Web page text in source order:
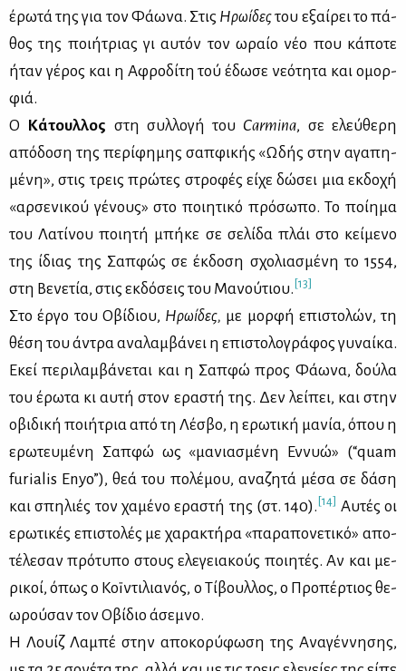
έρω­τά της για τον Φά­ω­να. Στις Ηρω­ί­δεςτου εξαί­ρει το πά­
θος της ποι­ή­τριας γι αυ­τόν τον ωραίο νέο που κά­πο­τε
ήταν γέ­ρος και η Αφρο­δί­τη τού έδω­σε νε­ό­τη­τα και ομορ­
φιά.
Ο Κά­τουλ­λος στη συλ­λο­γή του Carmina, σε ελεύ­θε­ρη
από­δο­ση της πε­ρί­φη­μης σαπ­φι­κής «Ωδής στην αγα­πη­
μέ­νη», στις τρεις πρώ­τες στρο­φές εί­χε δώ­σει μια εκ­δο­χή
«αρ­σε­νι­κού γέ­νους» στο ποι­η­τι­κό πρό­σω­πο. Το ποί­η­μα
του Λα­τί­νου ποι­η­τή μπή­κε σε σε­λί­δα πλάι στο κεί­με­νο
της ίδιας της Σαπ­φώς σε έκ­δο­ση σχο­λια­σμέ­νη το 1554,
στη Βε­νε­τία, στις εκ­δό­σεις του Μα­νού­τιου. [13]
Στο έρ­γο του Οβί­διου, Ηρω­ί­δες, με μορ­φή επι­στο­λών, τη
θέ­ση του άντρα ανα­λαμ­βά­νει η επι­στο­λο­γρά­φος γυ­ναί­κα.
Εκεί πε­ρι­λαμ­βά­νε­ται και η Σαπ­φώ προς Φά­ω­να, δού­λα
του έρω­τα κι αυ­τή στον ερα­στή της. Δεν λεί­πει, και στην
οβι­δι­κή ποι­ή­τρια από τη Λέ­σβο, η ερω­τι­κή μα­νία, όπου η
ερω­τευ­μέ­νη Σαπ­φώ ως «μα­νια­σμέ­νη Εν­νυώ» (“quam
furialis Enyo”), θεά του πο­λέ­μου, ανα­ζη­τά μέ­σα σε δά­ση
και σπη­λιές τον χα­μέ­νο ερα­στή της (στ. 140). [14] Αυ­τές οι
ερω­τι­κές επι­στο­λές με χα­ρα­κτή­ρα «πα­ρα­πο­νε­τι­κό» απο­
τέ­λε­σαν πρό­τυ­πο στους ελε­γεια­κούς ποι­η­τές. Αν και με­
ρι­κοί, όπως ο Κοïντι­λια­νός, ο Τί­βουλ­λος, ο Προ­πέρ­τιος θε­
ω­ρού­σαν τον Οβί­διο άσε­μνο.
Η Λουίζ Λα­μπέ στην απο­κο­ρύ­φω­ση της Ανα­γέν­νη­σης,